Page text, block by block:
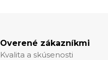
Overené zákazníkmi
Kvalita a skúsenosti